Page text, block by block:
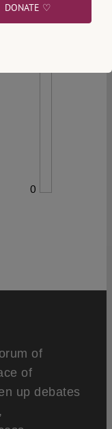
0
of
of
up debates
DONATE ♡